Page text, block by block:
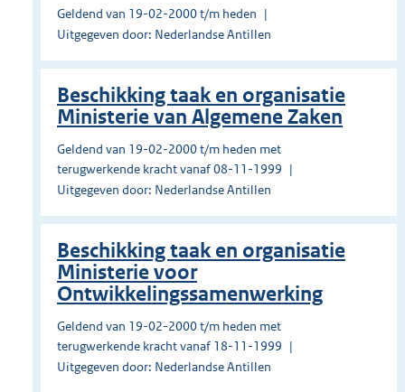
Geldend van 19-02-2000 t/m heden
Uitgegeven door: Nederlandse Antillen
Beschikking taak en organisatie
Ministerie van Algemene Zaken
Geldend van 19-02-2000 t/m heden met
terugwerkende kracht vanaf 08-11-1999
Uitgegeven door: Nederlandse Antillen
Beschikking taak en organisatie
Ministerie voor
Ontwikkelingssamenwerking
Geldend van 19-02-2000 t/m heden met
terugwerkende kracht vanaf 18-11-1999
Uitgegeven door: Nederlandse Antillen